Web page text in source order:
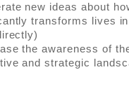
new ideas about
transforms lives
the awareness of
and strategic